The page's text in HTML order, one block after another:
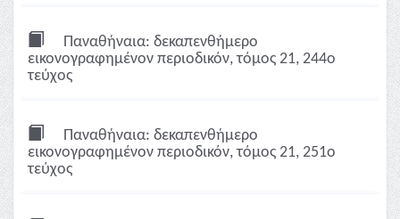
Παναθήναια: δεκαπενθήμερο
εικονογραφημένον περιοδικόν, τόμος 21, 244ο
τεύχος
Παναθήναια: δεκαπενθήμερο
εικονογραφημένον περιοδικόν, τόμος 21, 251ο
τεύχος